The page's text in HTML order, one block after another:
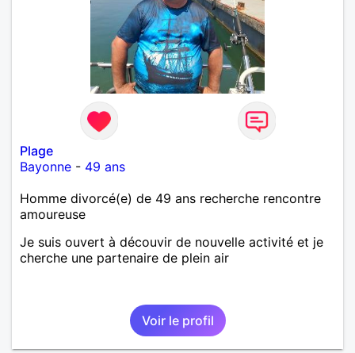
Plage
Bayonne - 49 ans
Homme divorcé(e) de 49 ans recherche rencontre
amoureuse
Je suis ouvert à découvir de nouvelle activité et je
cherche une partenaire de plein air
Voir le profil